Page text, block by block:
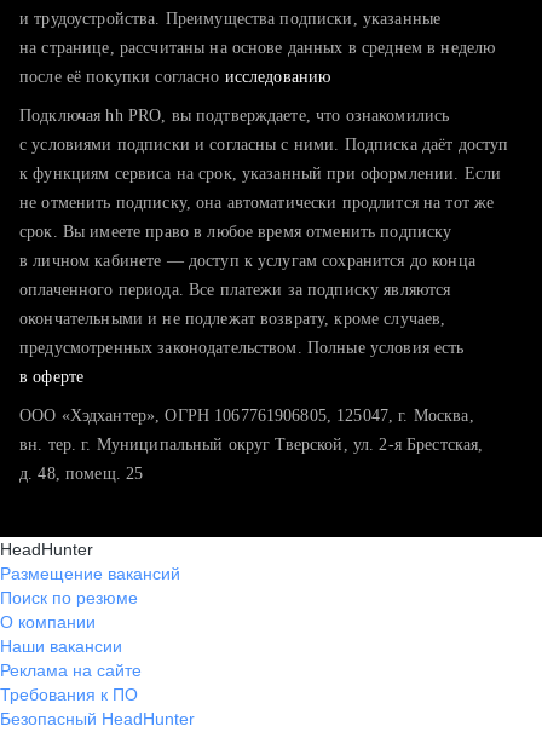
тратите много времени на поиск и вручную поднимаете
хотите сравнить себя с конкурентами и оценить шансы
и трудоустройства. Преимущества подписки, указанные
на странице, рассчитаны на основе данных в среднем в неделю
после её покупки согласно исследованию
Подключая hh PRO, вы подтверждаете, что ознакомились
с условиями подписки и согласны с ними. Подписка даёт доступ
к функциям сервиса на срок, указанный при оформлении. Если
не отменить подписку, она автоматически продлится на тот же
срок. Вы имеете право в любое время отменить подписку
в личном кабинете — доступ к услугам сохранится до конца
оплаченного периода. Все платежи за подписку являются
окончательными и не подлежат возврату, кроме случаев,
предусмотренных законодательством. Полные условия есть
в оферте
ООО «Хэдхантер», ОГРН 1067761906805, 125047, г. Москва,
вн. тер. г. Муниципальный округ Тверской, ул. 2-я Брестская,
д. 48, помещ. 25
HeadHunter
Размещение вакансий
Поиск по резюме
О компании
Наши вакансии
Реклама на сайте
Требования к ПО
Безопасный HeadHunter